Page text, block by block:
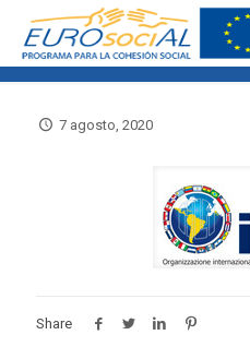
7 agosto, 2020
Share